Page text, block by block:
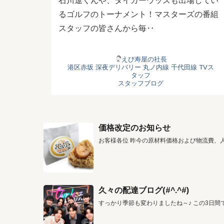
るゴルフのトーナメント！マスターズの番組
スタッフの皆さんから毎‥
えび寿屋の社長
港区赤坂 深夜デリバリー 丸ノ内線 千代田線 TVス
タッフ
スタッフブログ
価格改定のお知らせ
お客様各位 昨今の原材料価格および物流費、
久々の配達ブログ(#^.^#)
すっかり季節も変わりましたね～♪ この3日間